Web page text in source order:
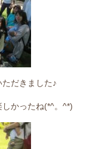
だきました♪
かったね(*^。^*)